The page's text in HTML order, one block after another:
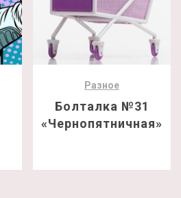
Разное
Болталка №31
«Чернопятничная»